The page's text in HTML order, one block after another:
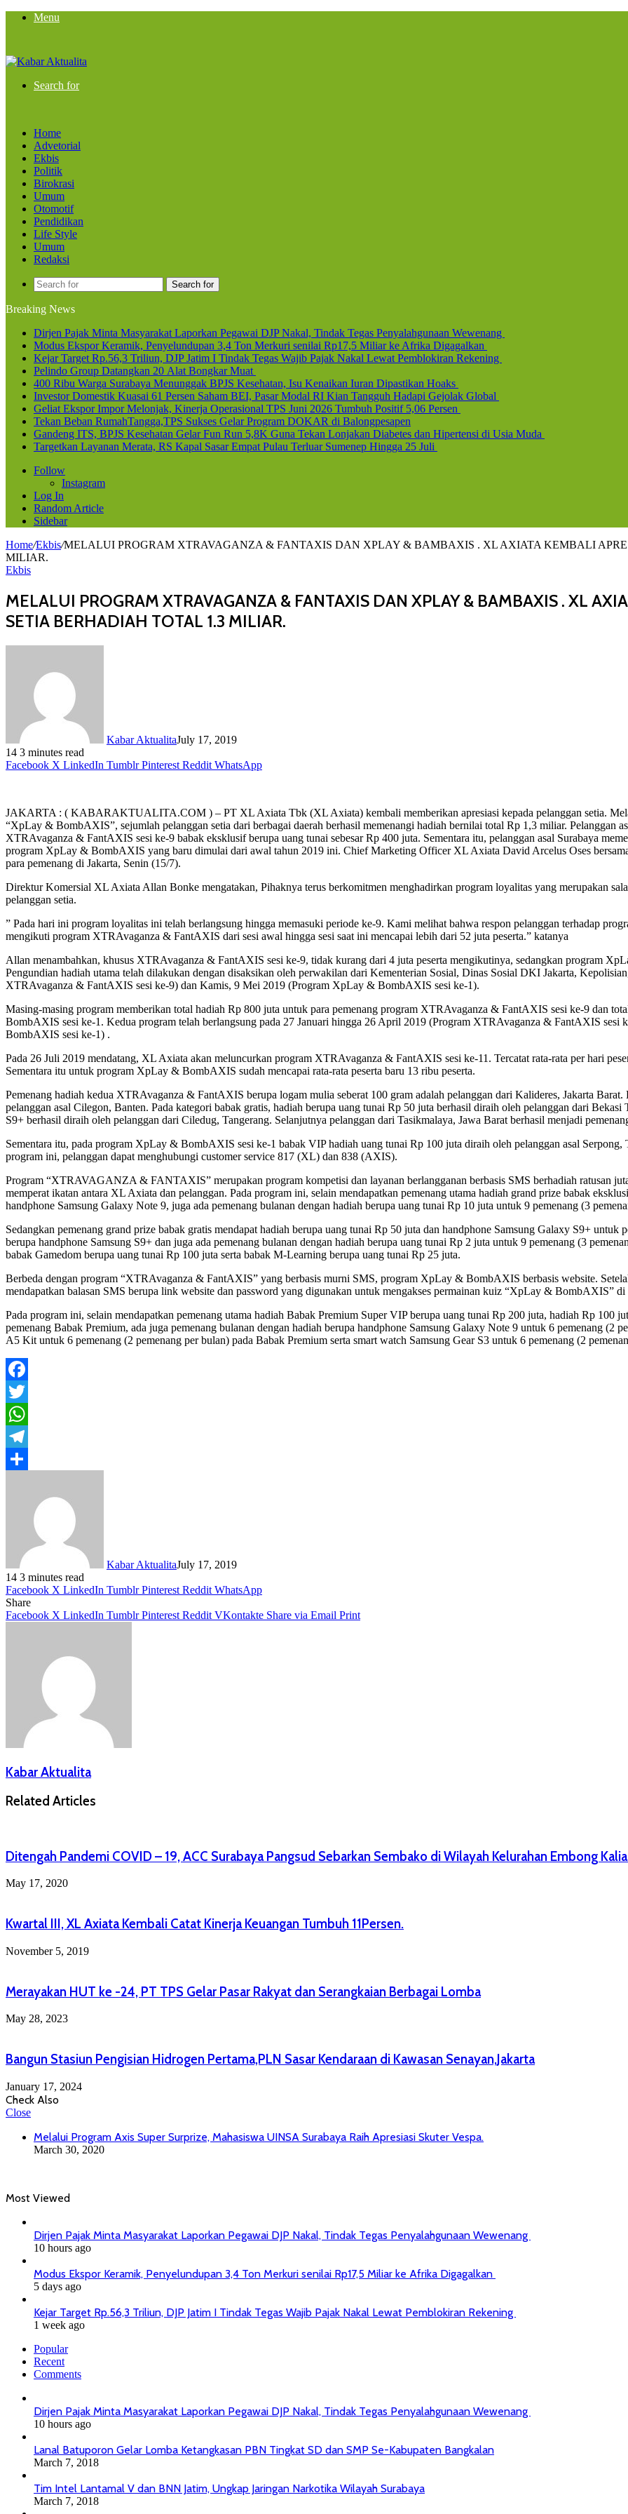
Menu
Search for
Home
Advetorial
Ekbis
Politik
Birokrasi
Umum
Otomotif
Pendidikan
Life Style
Umum
Redaksi
Search for
Breaking News
Dirjen Pajak Minta Masyarakat Laporkan Pegawai DJP Nakal, Tindak Tegas Penyalahgunaan Wewenang
Modus Ekspor Keramik, Penyelundupan 3,4 Ton Merkuri senilai Rp17,5 Miliar ke Afrika Digagalkan
Kejar Target Rp.56,3 Triliun, DJP Jatim I Tindak Tegas Wajib Pajak Nakal Lewat Pemblokiran Rekening
Pelindo Group Datangkan 20 Alat Bongkar Muat
400 Ribu Warga Surabaya Menunggak BPJS Kesehatan, Isu Kenaikan Iuran Dipastikan Hoaks
Investor Domestik Kuasai 61 Persen Saham BEI, Pasar Modal RI Kian Tangguh Hadapi Gejolak Global
Geliat Ekspor Impor Melonjak, Kinerja Operasional TPS Juni 2026 Tumbuh Positif 5,06 Persen
Tekan Beban RumahTangga,TPS Sukses Gelar Program DOKAR di Balongpesapen
Gandeng ITS, BPJS Kesehatan Gelar Fun Run 5,8K Guna Tekan Lonjakan Diabetes dan Hipertensi di Usia Muda
Targetkan Layanan Merata, RS Kapal Sasar Empat Pulau Terluar Sumenep Hingga 25 Juli
Follow
Instagram
Log In
Random Article
Sidebar
Home/Ekbis/MELALUI PROGRAM XTRAVAGANZA & FANTAXIS DAN XPLAY & BAMBAXIS . XL AXIATA KEMBALI
MILIAR.
Ekbis
MELALUI PROGRAM XTRAVAGANZA & FANTAXIS DAN XPLAY & BAMBAXIS . XL
SETIA BERHADIAH TOTAL 1.3 MILIAR.
Kabar AktualitaJuly 17, 2019
14 3 minutes read
Facebook X LinkedIn Tumblr Pinterest Reddit WhatsApp
JAKARTA : ( KABARAKTUALITA.COM ) – PT XL Axiata Tbk (XL Axiata) kembali memberikan apresiasi kepada pelanggan setia.
“XpLay & BombAXIS”, sejumlah pelanggan setia dari berbagai daerah berhasil memenangi hadiah bernilai total Rp 1,3 miliar. Pelanggan
XTRAvaganza & FantAXIS sesi ke-9 babak eksklusif berupa uang tunai sebesar Rp 400 juta. Sementara itu, pelanggan asal Surabaya
program XpLay & BombAXIS yang baru dimulai dari awal tahun 2019 ini. Chief Marketing Officer XL Axiata David Arcelus Oses
para pemenang di Jakarta, Senin (15/7).
Direktur Komersial XL Axiata Allan Bonke mengatakan, Pihaknya terus berkomitmen menghadirkan program loyalitas yang merupakan
pelanggan setia.
” Pada hari ini program loyalitas ini telah berlangsung hingga memasuki periode ke-9. Kami melihat bahwa respon pelanggan terhadap
mengikuti program XTRAvaganza & FantAXIS dari sesi awal hingga sesi saat ini mencapai lebih dari 52 juta peserta.” katanya
Allan menambahkan, khusus XTRAvaganza & FantAXIS sesi ke-9, tidak kurang dari 4 juta peserta mengikutinya, sedangkan program
Pengundian hadiah utama telah dilakukan dengan disaksikan oleh perwakilan dari Kementerian Sosial, Dinas Sosial DKI Jakarta,
XTRAvaganza & FantAXIS sesi ke-9) dan Kamis, 9 Mei 2019 (Program XpLay & BombAXIS sesi ke-1).
Masing-masing program memberikan total hadiah Rp 800 juta untuk para pemenang program XTRAvaganza & FantAXIS sesi ke-9 dan
BombAXIS sesi ke-1. Kedua program telah berlangsung pada 27 Januari hingga 26 April 2019 (Program XTRAvaganza & FantAXIS
BombAXIS sesi ke-1) .
Pada 26 Juli 2019 mendatang, XL Axiata akan meluncurkan program XTRAvaganza & FantAXIS sesi ke-11. Tercatat rata-rata per hari
Sementara itu untuk program XpLay & BombAXIS sudah mencapai rata-rata peserta baru 13 ribu peserta.
Pemenang hadiah kedua XTRAvaganza & FantAXIS berupa logam mulia seberat 100 gram adalah pelanggan dari Kalideres, Jakarta
pelanggan asal Cilegon, Banten. Pada kategori babak gratis, hadiah berupa uang tunai Rp 50 juta berhasil diraih oleh pelanggan dari
S9+ berhasil diraih oleh pelanggan dari Ciledug, Tangerang. Selanjutnya pelanggan dari Tasikmalaya, Jawa Barat berhasil menjadi
Sementara itu, pada program XpLay & BombAXIS sesi ke-1 babak VIP hadiah uang tunai Rp 100 juta diraih oleh pelanggan asal
program ini, pelanggan dapat menghubungi customer service 817 (XL) dan 838 (AXIS).
Program “XTRAVAGANZA & FANTAXIS” merupakan program kompetisi dan layanan berlangganan berbasis SMS berhadiah ratusan
memperat ikatan antara XL Axiata dan pelanggan. Pada program ini, selain mendapatkan pemenang utama hadiah grand prize babak
handphone Samsung Galaxy Note 9, juga ada pemenang bulanan dengan hadiah berupa uang tunai Rp 10 juta untuk 9 pemenang (3
Sedangkan pemenang grand prize babak gratis mendapat hadiah berupa uang tunai Rp 50 juta dan handphone Samsung Galaxy S9+ untuk
berupa handphone Samsung S9+ dan juga ada pemenang bulanan dengan hadiah berupa uang tunai Rp 2 juta untuk 9 pemenang (3
babak Gamedom berupa uang tunai Rp 100 juta serta babak M-Learning berupa uang tunai Rp 25 juta.
Berbeda dengan program “XTRAvaganza & FantAXIS” yang berbasis murni SMS, program XpLay & BombAXIS berbasis website.
mendapatkan balasan SMS berupa link website dan password yang digunakan untuk mengakses permainan kuiz “XpLay & BombAXIS”
Pada program ini, selain mendapatkan pemenang utama hadiah Babak Premium Super VIP berupa uang tunai Rp 200 juta, hadiah Rp 100
pemenang Babak Premium, ada juga pemenang bulanan dengan hadiah berupa handphone Samsung Galaxy Note 9 untuk 6 pemenang
A5 Kit untuk 6 pemenang (2 pemenang per bulan) pada Babak Premium serta smart watch Samsung Gear S3 untuk 6 pemenang (2
Facebook
Twitter
WhatsApp
Telegram
Kabar AktualitaJuly 17, 2019
14 3 minutes read
Facebook X LinkedIn Tumblr Pinterest Reddit WhatsApp
Share
Facebook X LinkedIn Tumblr Pinterest Reddit VKontakte Share via Email Print
Kabar Aktualita
Related Articles
Ditengah Pandemi COVID – 19, ACC Surabaya Pangsud Sebarkan Sembako di Wilayah Kelurahan Embong
May 17, 2020
Kwartal III, XL Axiata Kembali Catat Kinerja Keuangan Tumbuh 11Persen.
November 5, 2019
Merayakan HUT ke -24, PT TPS Gelar Pasar Rakyat dan Serangkaian Berbagai Lomba
May 28, 2023
Bangun Stasiun Pengisian Hidrogen Pertama,PLN Sasar Kendaraan di Kawasan Senayan,Jakarta
January 17, 2024
Check Also
Close
Melalui Program Axis Super Surprize, Mahasiswa UINSA Surabaya Raih Apresiasi Skuter Vespa.
March 30, 2020
Most Viewed
Dirjen Pajak Minta Masyarakat Laporkan Pegawai DJP Nakal, Tindak Tegas Penyalahgunaan Wewenang
10 hours ago
Modus Ekspor Keramik, Penyelundupan 3,4 Ton Merkuri senilai Rp17,5 Miliar ke Afrika Digagalkan
5 days ago
Kejar Target Rp.56,3 Triliun, DJP Jatim I Tindak Tegas Wajib Pajak Nakal Lewat Pemblokiran Rekening
1 week ago
Popular
Recent
Comments
Dirjen Pajak Minta Masyarakat Laporkan Pegawai DJP Nakal, Tindak Tegas Penyalahgunaan Wewenang
10 hours ago
Lanal Batuporon Gelar Lomba Ketangkasan PBN Tingkat SD dan SMP Se-Kabupaten Bangkalan
March 7, 2018
Tim Intel Lantamal V dan BNN Jatim, Ungkap Jaringan Narkotika Wilayah Surabaya
March 7, 2018